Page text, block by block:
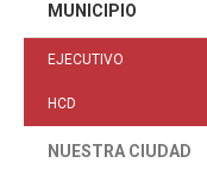
MUNICIPIO
EJECUTIVO
HCD
NUESTRA CIUDAD